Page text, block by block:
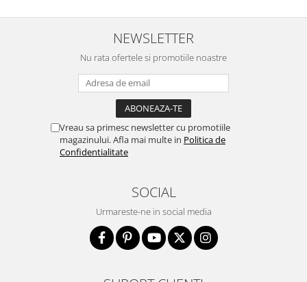
NEWSLETTER
Nu rata ofertele si promotiile noastre
Vreau sa primesc newsletter cu promotiile
magazinului. Afla mai multe in Politica de
Confidentialitate
SOCIAL
Urmareste-ne in social media